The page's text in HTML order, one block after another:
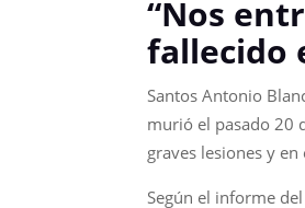
“Nos
fallecido
Santos Antonio
murió el pasado 20
graves lesiones y
Según el informe